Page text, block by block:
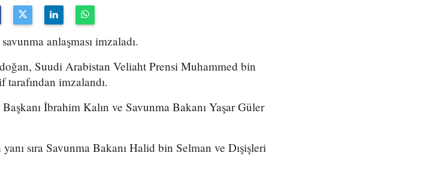
anlaşması imzaladı.
Suudi Arabistan Veliaht Prensi Muhammed bin
tarafından imzalandı.
İbrahim Kalın ve Savunma Bakanı Yaşar Güler
sıra Savunma Bakanı Halid bin Selman ve Dışişleri